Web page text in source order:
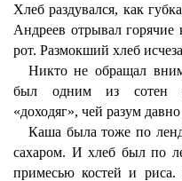
Хлеб раздувался, как
Андреев отрывал
рот. Размокший хлеб
Никто не обращал
был одним из сотен
«доходяг», чей разум
Каша была тоже по
сахаром. И хлеб был по
примесью костей и